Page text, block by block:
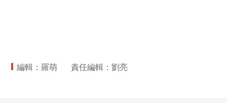
編輯：羅萌 責任編輯：劉亮